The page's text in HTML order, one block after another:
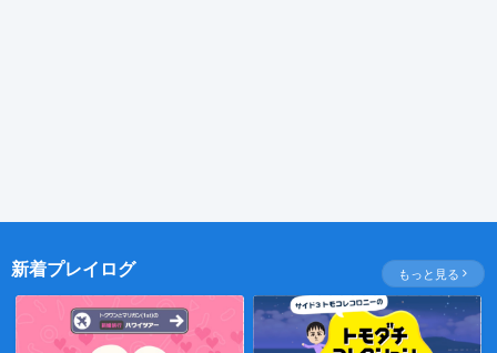
新着プレイログ もっと見る